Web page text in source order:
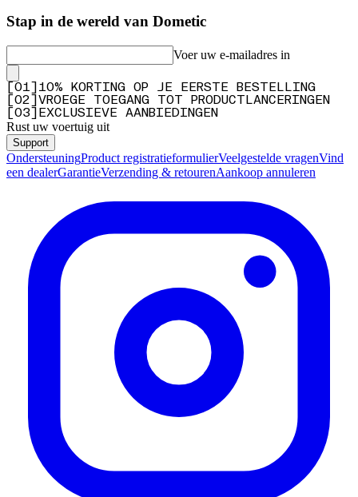
Stap in de wereld van Dometic
Voer uw e-mailadres in
01
10% KORTING OP JE EERSTE BESTELLING
02
VROEGE TOEGANG TOT PRODUCTLANCERINGEN
03 EXCLUSIEVE AANBIEDINGEN
Rust uw voertuig uit
Support
OndersteuningProduct registratieformulierVeelgestelde vragenVind
een dealerGarantieVerzending & retourenAankoop annuleren